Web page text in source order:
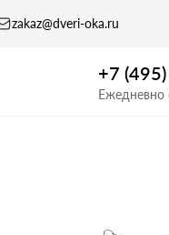
zakaz@dveri-oka.ru
+7
Ежедневно